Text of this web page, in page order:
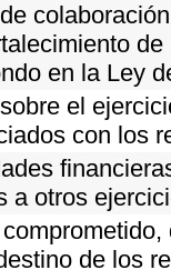
en la Ley
el
con los
a otros
de los